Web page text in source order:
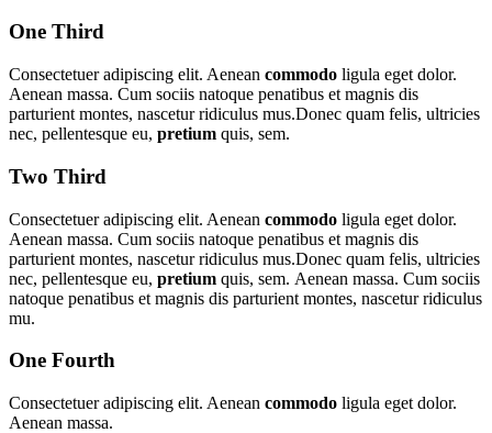
One Third
Consectetuer adipiscing elit. Aenean commodo ligula eget dolor.
Aenean massa. Cum sociis natoque penatibus et magnis dis
parturient montes, nascetur ridiculus mus.Donec quam felis, ultricies
nec, pellentesque eu, pretium quis, sem.
Two Third
Consectetuer adipiscing elit. Aenean commodo ligula eget dolor.
Aenean massa. Cum sociis natoque penatibus et magnis dis
parturient montes, nascetur ridiculus mus.Donec quam felis, ultricies
nec, pellentesque eu, pretium quis, sem. Aenean massa. Cum sociis
natoque penatibus et magnis dis parturient montes, nascetur ridiculus
mu.
One Fourth
Consectetuer adipiscing elit. Aenean commodo ligula eget dolor.
Aenean massa.